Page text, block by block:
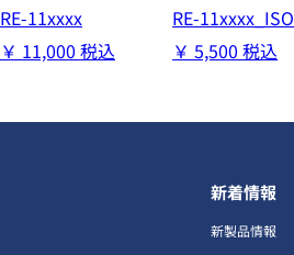
RE-11xxxx
￥ 11,000 税込
RE-11xxxx_ISO
￥ 5,500税込
新着情報
新製品情報